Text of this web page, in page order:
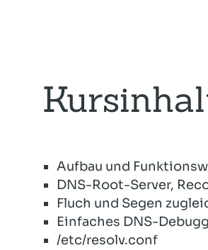
Aufbau und
DNS-Root-Server,
Fluch und Segen
Einfaches DNS-
/etc/resolv.conf